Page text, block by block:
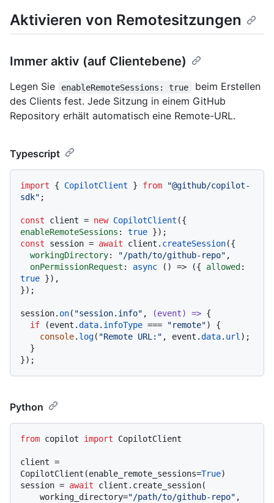
Aktivieren von Remotesitzungen
Immer aktiv (auf Clientebene)
Legen Sie enableRemoteSessions: true
beim Erstellen
des Clients fest. Jede Sitzung in einem GitHub
Repository erhält automatisch eine Remote-URL.
Typescript
import { CopilotClient } from
"@github/copilot-
sdk" ;
const client = new CopilotClient
enableRemoteSessions : true
const session = await client. createSession({
workingDirectory: "/path/to/github-repo" ,
onPermissionRequest : async () => ({ allowed
true }),
});
session. on( "session.info" , (event) => {
if (event.data. infoType === "remote") {
console. log( "Remote URL:" , event.data. url);
Python
from copilot import CopilotClient
client =
CopilotClient(enable_remote_sessions=True)
session = await client.create_session(
    working_directory=
"/path/to/github-repo" ,